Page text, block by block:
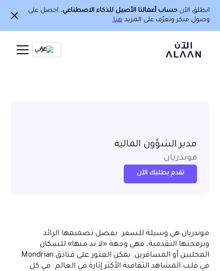
انطلق الآن حساب أعمالنا الأصيل للذكاء الاصطناعي، احصل على
وصول مبكر وتعرّف على المزيد هنا.
Ar
مدير الشؤون المالية
موندريان
تقدم بطلبك الآن
موندريان هي وسيلة للسفر. بفضل تصميمها الرائد
وبرمجتها التقدمية، فهي وجهة «لا بد منها» للسكان
المحليين أو المسافرين. يمكن العثور على فنادق Mondrian
في قلب المشاهد الثقافية الأكثر إثارة في العالم. في كل